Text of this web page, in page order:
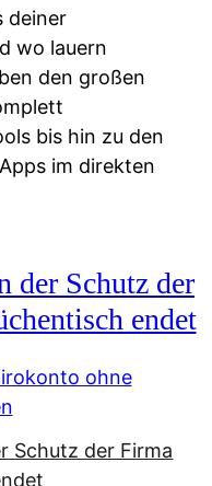
deiner
wo lauern
den großen
bis hin zu den
im direkten
der Schutz der
endet
ohne